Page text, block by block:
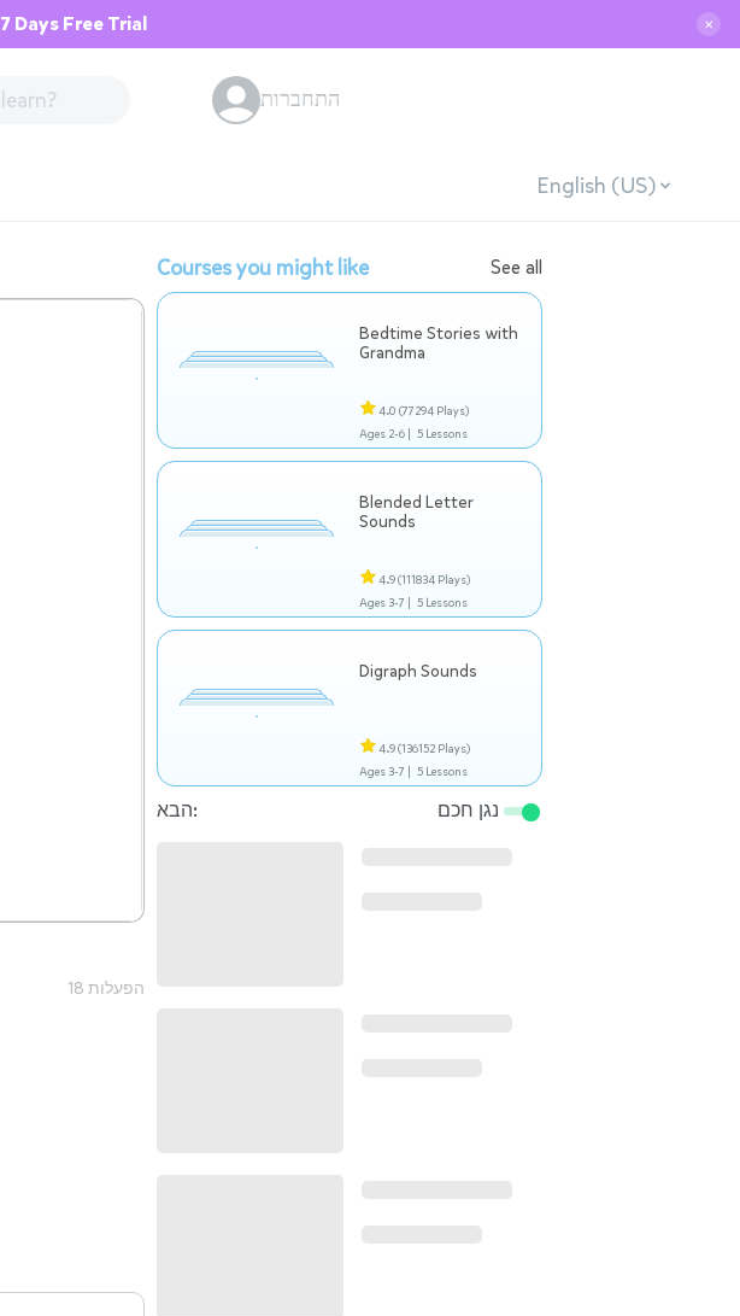
Days Free Trial ✕
התחברות
English (US)
18 הפעלות
Courses you might like See all
Bedtime Stories with
Grandma
4.0 (77294 Plays)
Ages 2-6 | 5 Lessons
Blended Letter
Sounds
4.9(111834 Plays)
Ages 3-7 | 5 Lessons
Digraph Sounds
4.9(136152 Plays)
Ages 3-7 | 5 Lessons
הבא: